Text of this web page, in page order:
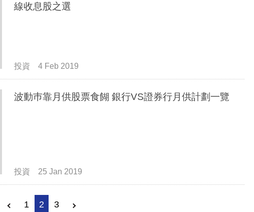
線收息股之選
投資 4 Feb 2019
波動巿靠月供股票食餬 銀行VS證券行月供計劃一覽
投資 25 Jan 2019
1 2 3